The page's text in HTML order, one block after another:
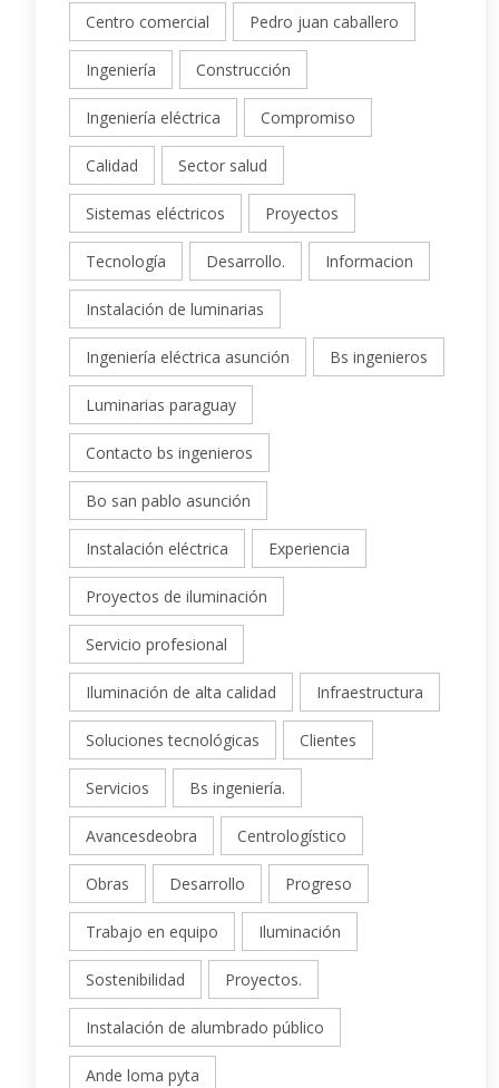
Centro comercial Pedro juan caballero
Ingeniería Construcción
Ingeniería eléctrica Compromiso
Calidad Sector salud
Sistemas eléctricos Proyectos
Tecnología Desarrollo. Informacion
Instalación de luminarias
Ingeniería eléctrica asunción Bs ingenieros
Luminarias paraguay
Contacto bs ingenieros
Bo san pablo asunción
Instalación eléctrica Experiencia
Proyectos de iluminación
Servicio profesional
Iluminación de alta calidad Infraestructura
Soluciones tecnológicas Clientes
Servicios Bs ingeniería.
Avancesdeobra Centrologístico
Obras Desarrollo Progreso
Trabajo en equipo Iluminación
Sostenibilidad Proyectos.
Instalación de alumbrado público
Ande loma pyta